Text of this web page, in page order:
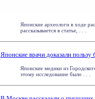
Японские археологи в ходе
рассказывается в статье, . . .
Японские врачи доказали
Японские медики из
этому исследование было . . .